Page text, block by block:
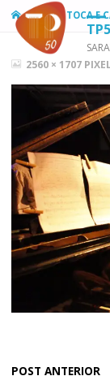
HOMETP50 TOCA E
FULL2560 × 1707